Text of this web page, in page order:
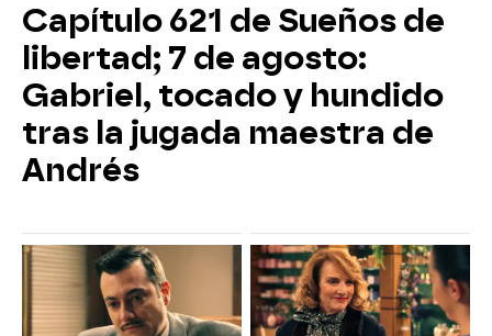
Capítulo 621 de Sueños de
libertad; 7 de agosto:
Gabriel, tocado y hundido
tras la jugada maestra de
Andrés